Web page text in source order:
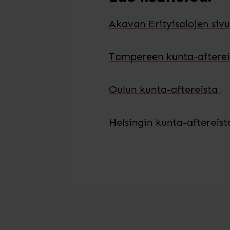
Akavan Erityisalojen
Tampereen kunta-
Oulun kunta-aftereista
Helsingin kunta-